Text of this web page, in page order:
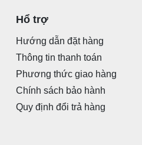
Hổ trợ
Hướng dẫn đặt hàng
Thông tin thanh toán
Phương thức giao hàng
Chính sách bảo hành
Quy định đổi trả hàng